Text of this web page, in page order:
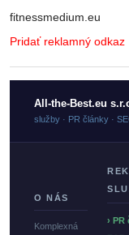
fitnessmedium.eu
Pridať reklamný odkaz
All-the-Best.eu
služby · PR články ·
O NÁS
Komplexná
› PR